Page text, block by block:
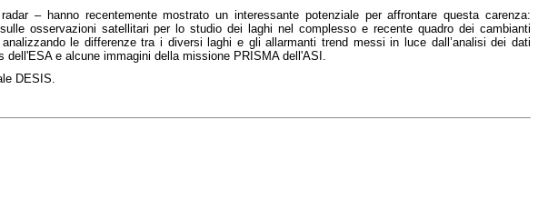
– hanno recentemente mostrato un interessante potenziale per affrontare questa carenza:
osservazioni satellitari per lo studio dei laghi nel complesso e recente quadro dei cambianti
le differenze tra i diversi laghi e gli allarmanti trend messi in luce dall’analisi dei dati
e alcune immagini della missione PRISMA dell'ASI.
DESIS.